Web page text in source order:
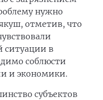
нужно
отметив, что
ситуации в
соблюсти
и экономики.
субъектов